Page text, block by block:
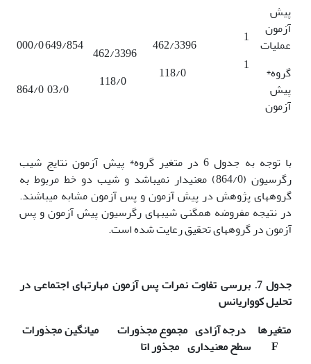
پیش
آزمون
عملیات
گروه*
پیش
آزمون
1
462/3396
000/0
864/0
با توجه به جدول 6 در متغیر گروه* پیش آزمون نتایج شیب
رگرسیون (864/0) معنی­دار نمی­باشد و شیب دو خط مربوط به
گروه­های پژوهش در پیش آزمون و پس آزمون مشابه می­باشند.
در نتیجه مفروضه همگنی شیب­های رگرسیون پیش آزمون و پس
آزمون در گروه­های تحقیق رعایت شده است.
جدول 7. بررسی تفاوت نمرات پس آزمون مهارت­های اجتماعی در
تحلیل کوواریانس
متغیر­ها درجه آزادی مجموع مجذورات میانگین مجذورات
F سطح معنی­داری مجذور اتا